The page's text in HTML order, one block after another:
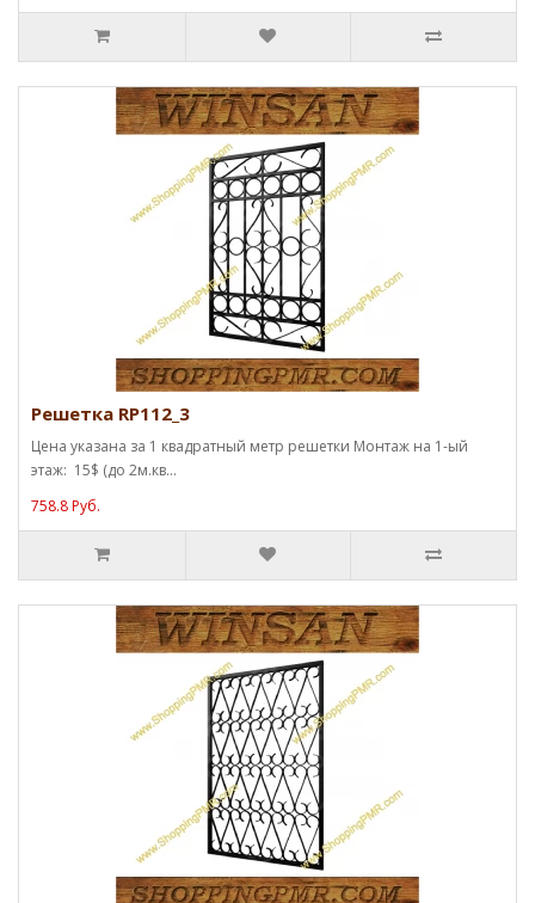
Решетка RP112_3
Цена указана за 1 квадратный метр решетки Монтаж на 1-ый
этаж: 15$ (до 2м.кв...
758.8 Руб.